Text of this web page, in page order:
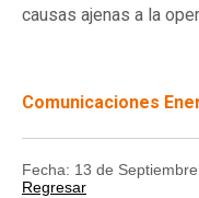
causas ajenas a la
Comunicaciones
Fecha: 13 de
Regresar